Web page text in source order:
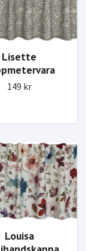
Lisette
149 kr
Louisa